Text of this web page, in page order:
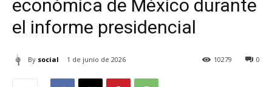
económica de México durante
el informe presidencial
By social 1 de junio de 2026 0
10279